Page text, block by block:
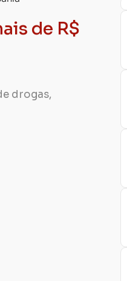
de R$
drogas,